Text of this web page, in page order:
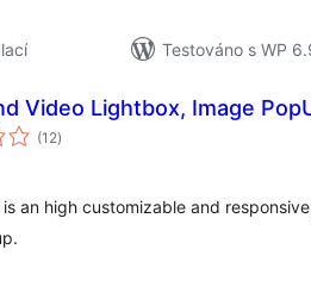
Testováno s WP
Video Lightbox, Image
(12celkové
hodnocení
)
an high customizable and